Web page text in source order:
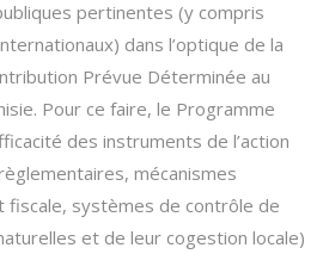
pertinentes (y compris
dans l’optique de la
Prévue Déterminée au
Pour ce faire, le Programme
des instruments de l’action
mécanismes
fiscale, systèmes de contrôle de
et de leur cogestion locale)